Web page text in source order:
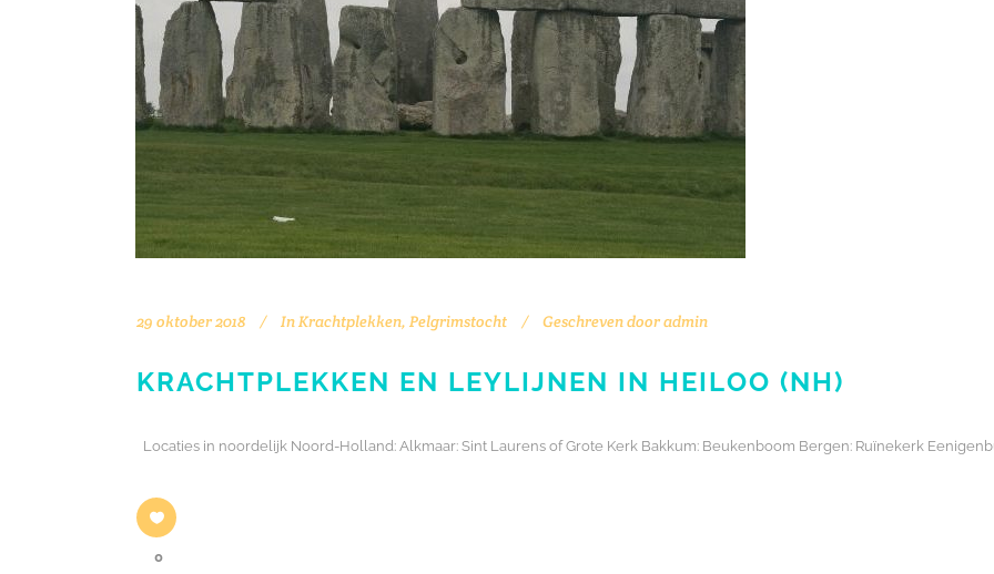
29 oktober 2018 InKrachtplekken, Pelgrimstocht Geschreven dooradmin
KRACHTPLEKKEN EN LEYLIJNEN IN HEILOO (NH)
Locaties in noordelijk Noord-Holland: Alkmaar: Sint Laurens of Grote Kerk Bakkum: Beukenboom Bergen: Ruïnekerk
0